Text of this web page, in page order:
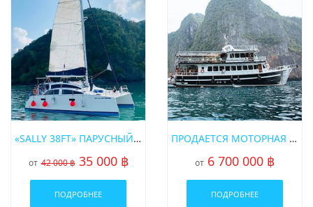
«SALLY 38FT» ПАРУСНЫЙ КАТАМАРАН
от 42 000 ฿ 35 000 ฿
ПОДРОБНЕЕ
ПРОДАЕТСЯ МОТОРНАЯ ЯХТА «MELODY» НА ПХУКЕТЕ
от 6 700 000 ฿
ПОДРОБНЕЕ